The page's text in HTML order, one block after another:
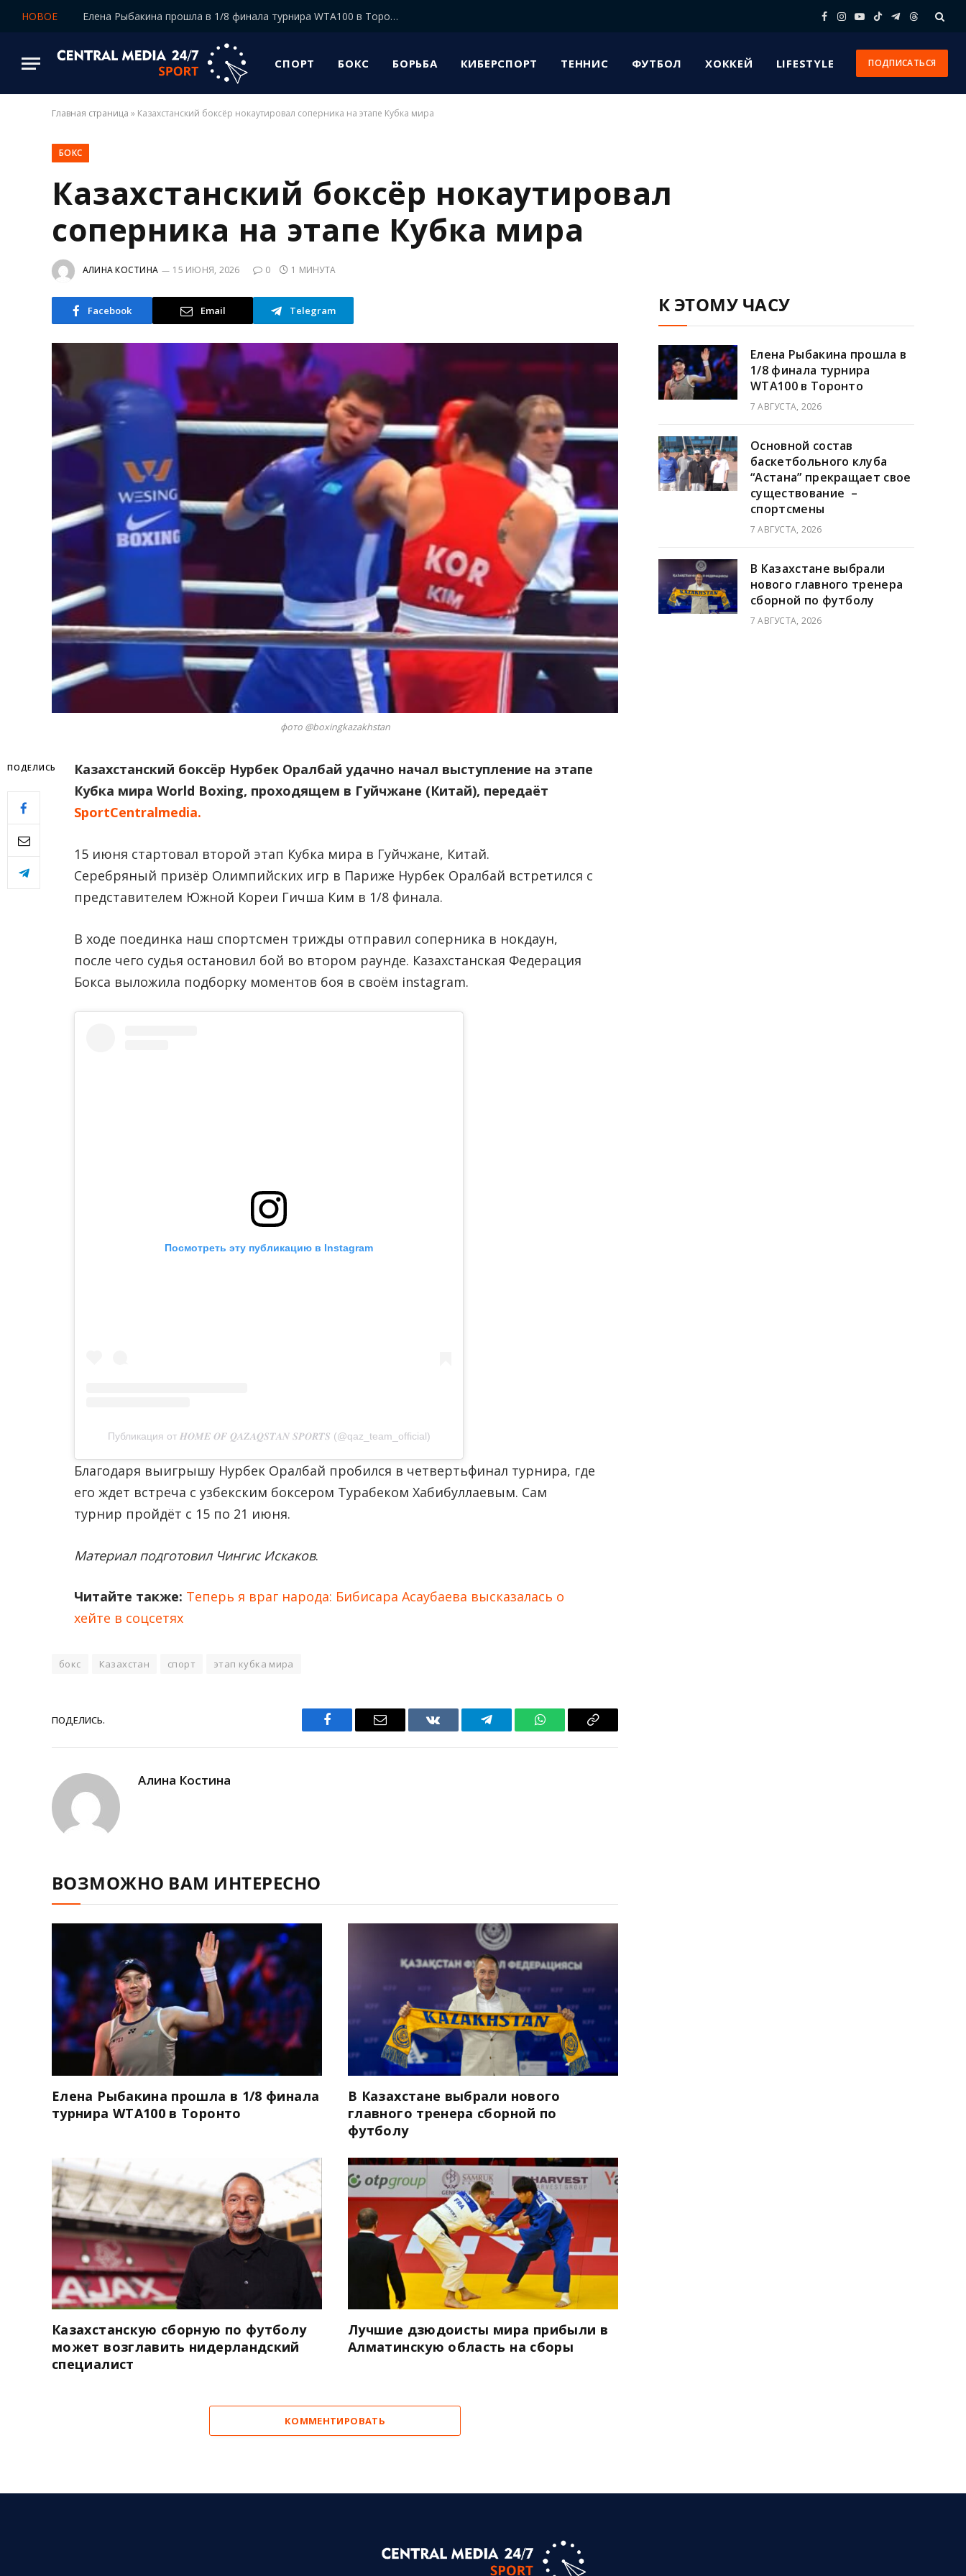
НОВОЕ Елена Рыбакина прошла в 1/8 финала турнира WTA100 в Торонто Facebook
Instagram
YouTube
TikTokTelegram
Threads
СПОРТ БОКС БОРЬБА КИБЕРСПОРТ ТЕННИС ФУТБОЛ ХОККЕЙ LIFESTYLE ПОДПИСАТЬСЯ
Главная страница » Казахстанский боксёр нокаутировал соперника на этапе Кубка мира
БОКС
Казахстанский боксёр нокаутировал
соперника на этапе Кубка мира
АЛИНА КОСТИНА 15 ИЮНЯ, 2026 0 1 МИНУТА
Facebook Email Telegram
фото @boxingkazakhstan
ПОДЕЛИCЬ
Казахстанский боксёр Нурбек Оралбай удачно начал выступление на этапе
Кубка мира World Boxing, проходящем в Гуйчжане (Китай), передаёт
SportCentralmedia.
15 июня стартовал второй этап Кубка мира в Гуйчжане, Китай.
Серебряный призёр Олимпийских игр в Париже Нурбек Оралбай встретился с
представителем Южной Кореи Гичша Ким в 1/8 финала.
В ходе поединка наш спортсмен трижды отправил соперника в нокдаун,
после чего судья остановил бой во втором раунде. Казахстанская Федерация
Бокса выложила подборку моментов боя в своём instagram.
Посмотреть эту публикацию в Instagram
Публикация от 𝑯𝑶𝑴𝑬 𝑶𝑭 𝑸𝑨𝒁𝑨𝑸𝑺𝑻𝑨𝑵 𝑺𝑷𝑶𝑹𝑻𝑺 (@qaz_team_official)
Благодаря выигрышу Нурбек Оралбай пробился в четвертьфинал турнира, где
его ждет встреча с узбекским боксером Турабеком Хабибуллаевым. Сам
турнир пройдёт с 15 по 21 июня.
Материал подготовил Чингис Искаков.
Читайте также: Теперь я враг народа: Бибисара Асаубаева высказалась о
хейте в соцсетях
бокс Казахстан спорт этап кубка мира
ПОДЕЛИCЬ.
Facebook Email VKontakteTelegram WhatsAppCopy
Алина Костина
ВОЗМОЖНО ВАМ ИНТЕРЕСНО
Елена Рыбакина прошла в 1/8 финала
турнира WTA100 в Торонто
В Казахстане выбрали нового
главного тренера сборной по
футболу
Казахстанскую сборную по футболу
может возглавить нидерландский
специалист
Лучшие дзюдоисты мира прибыли в
Алматинскую область на сборы
КОММЕНТИРОВАТЬ
К ЭТОМУ ЧАСУ
Елена Рыбакина прошла в
1/8 финала турнира
WTA100 в Торонто
7 АВГУСТА, 2026
Основной состав
баскетбольного клуба
“Астана” прекращает свое
существование –
спортсмены
7 АВГУСТА, 2026
В Казахстане выбрали
нового главного тренера
сборной по футболу
7 АВГУСТА, 2026